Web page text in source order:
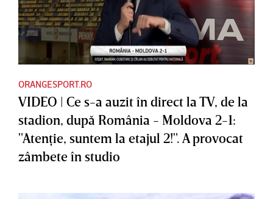
ORANGESPORT.RO
VIDEO | Ce s-a auzit în direct la TV, de la
stadion, după România - Moldova 2-1:
"Atenţie, suntem la etajul 2!". A provocat
zâmbete în studio